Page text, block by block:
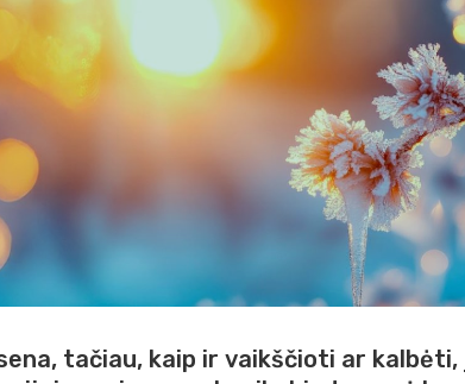
tačiau, kaip ir vaikščioti ar kalbėti,